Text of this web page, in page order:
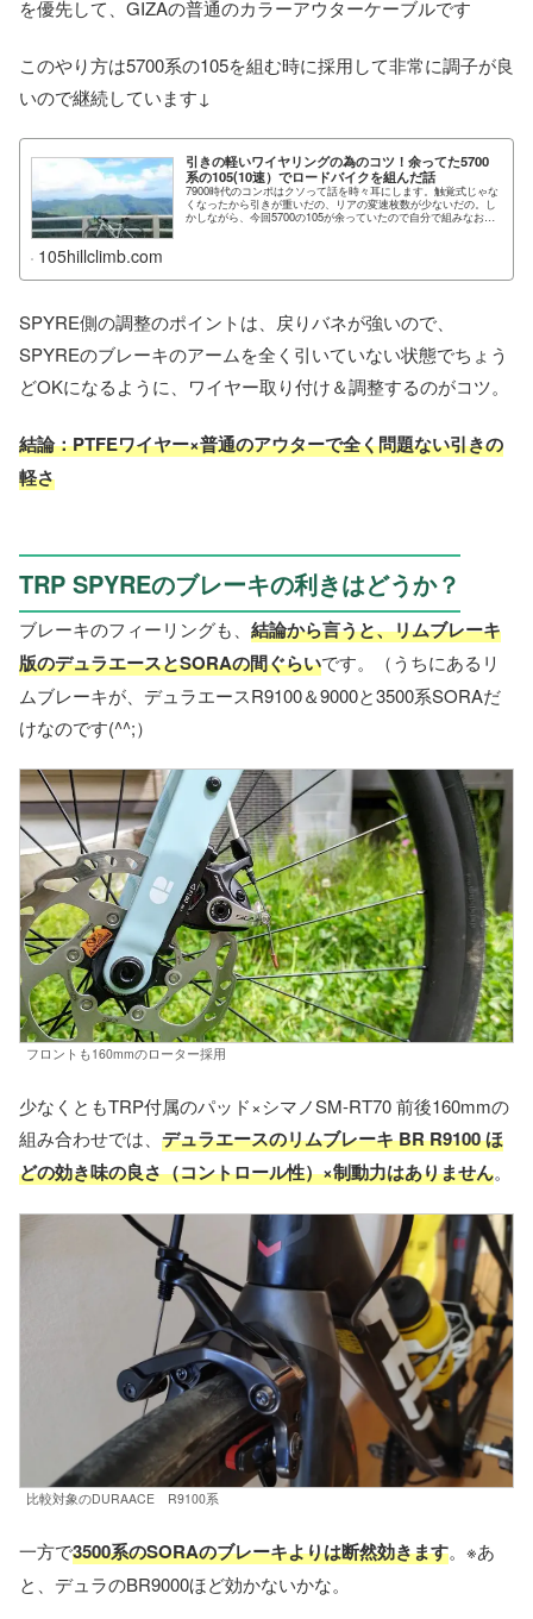
を優先して、GIZAの普通のカラーアウターケーブルです
このやり方は5700系の105を組む時に採用して非常に調子が良
いので継続しています↓
引きの軽いワイヤリングの為のコツ！余ってた5700
系の105(10速）でロードバイクを組んだ話
7900時代のコンポはクソって話を時々耳にします。触覚式じゃな
くなったから引きが重いだの、リアの変速枚数が少ないだの。し
かしながら、今回5700の105が余っていたので自分で組みなおし
105hillclimb.com
SPYRE側の調整のポイントは、戻りバネが強いので、
SPYREのブレーキのアームを全く引いていない状態でちょう
どOKになるように、ワイヤー取り付け＆調整するのがコツ。
結論：PTFEワイヤー×普通のアウターで全く問題ない引きの
軽さ
TRP SPYREのブレーキの利きはどうか？
ブレーキのフィーリングも、 結論から言うと、リムブレーキ
版のデュラエースとSORAの間ぐらいです。（うちにあるリ
ムブレーキが、デュラエースR9100＆9000と3500系SORAだ
けなのです(^^;）
フロントも160mmのローター採用
少なくともTRP付属のパッド×シマノSM-RT70 前後160mmの
組み合わせでは、 デュラエースのリムブレーキ BR R9100 ほ
どの効き味の良さ（コントロール性）×制動力はありません。
比較対象のDURAACE R9100系
一方で3500系のSORAのブレーキよりは断然効きます。※あ
と、デュラのBR9000ほど効かないかな。